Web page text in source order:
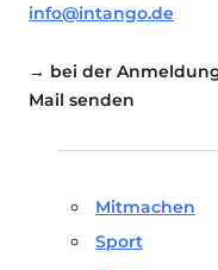
info@intango.de
→ bei der
Mail senden
Mitmachen
Sport